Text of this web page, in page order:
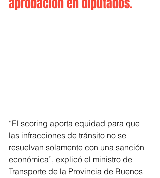
aprobación en diputados.
“El scoring aporta equidad para que
las infracciones de tránsito no se
resuelvan solamente con una sanción
económica”, explicó el ministro de
Transporte de la Provincia de Buenos